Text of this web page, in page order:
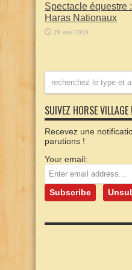
Spectacle équestre
Haras Nationaux
29 mai 2019
SUIVEZ HORSE VILLAGE
Recevez une
parutions !
Your email: